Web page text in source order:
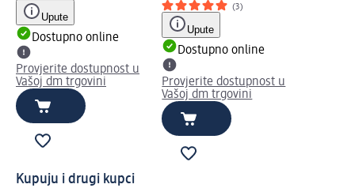
Upute
Dostupno online
Provjerite dostupnost u
Vašoj dm trgovini
(3)
Upute
Dostupno online
Provjerite dostupnost u
Vašoj dm trgovini
Kupuju i drugi kupci